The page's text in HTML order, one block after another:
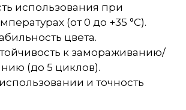
использования при
(от 0 до +35 °С).
цвета.
к замораживанию/
(до 5 циклов).
и точность